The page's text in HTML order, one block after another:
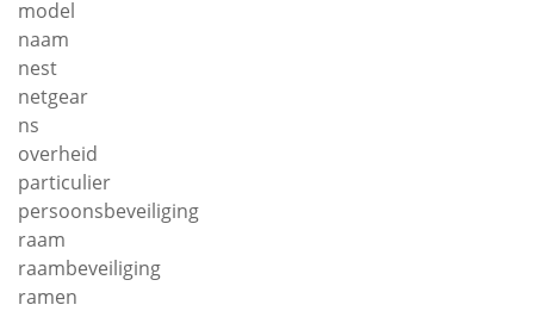
model
naam
nest
netgear
ns
overheid
particulier
persoonsbeveiliging
raam
raambeveiliging
ramen